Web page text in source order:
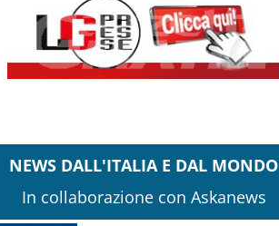
NEWS DALL'ITALIA E DAL MONDO
In collaborazione con Askanews